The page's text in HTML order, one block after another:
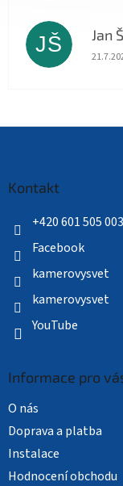
JŠ Jan
Kontakt
+420 601 505 003
Facebook
kamerovysvet
kamerovysvet
YouTube
Informace pro
O nás
Doprava a platba
Instalace
Hodnocení obchodu